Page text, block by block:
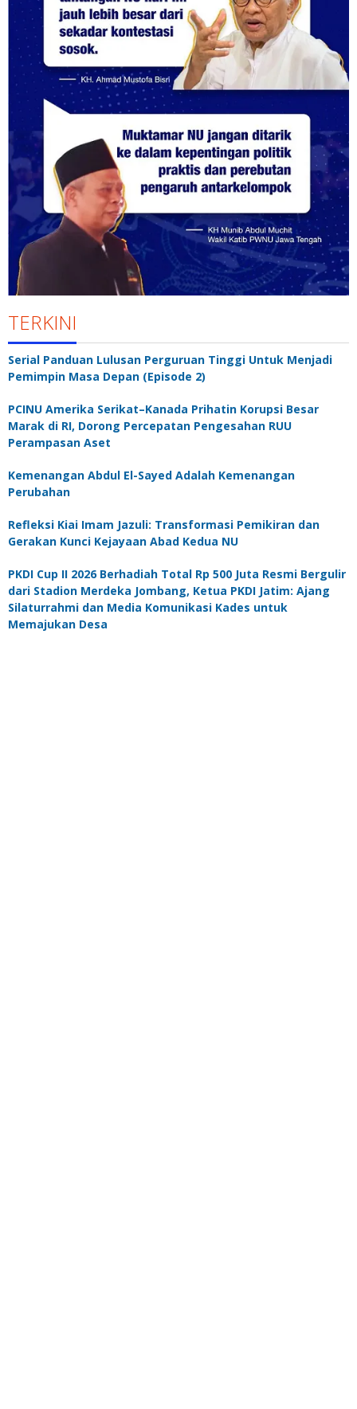
TERKINI
Serial Panduan Lulusan Perguruan Tinggi Untuk Menjadi
Pemimpin Masa Depan (Episode 2)
PCINU Amerika Serikat–Kanada Prihatin Korupsi Besar
Marak di RI, Dorong Percepatan Pengesahan RUU
Perampasan Aset
Kemenangan Abdul El-Sayed Adalah Kemenangan
Perubahan
Refleksi Kiai Imam Jazuli: Transformasi Pemikiran dan
Gerakan Kunci Kejayaan Abad Kedua NU
PKDI Cup II 2026 Berhadiah Total Rp 500 Juta Resmi Bergulir
dari Stadion Merdeka Jombang, Ketua PKDI Jatim: Ajang
Silaturrahmi dan Media Komunikasi Kades untuk
Memajukan Desa